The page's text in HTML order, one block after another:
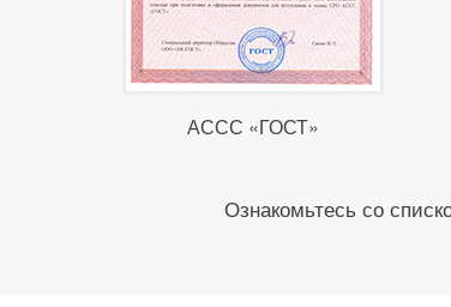
АССС «ГОСТ»
Ознакомьтесь со